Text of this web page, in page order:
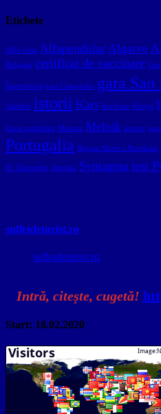
Etichete
Alba Iulia Alfapendular Algarve
Bulgaria certificat de vaccinare
Întregitorul gara Campanha gara Sao
Istanbul istorii Kars kavârma Konya
Lupa capitolina Makaza Melnik muzeu
Portugalia Regina Maria a României
Sf. Gheorghe shopska Syntagma test
sufletdeturist.ro
sufletdeturist.ro
Intră, citește, cugetă!
Start: 18.02.2020